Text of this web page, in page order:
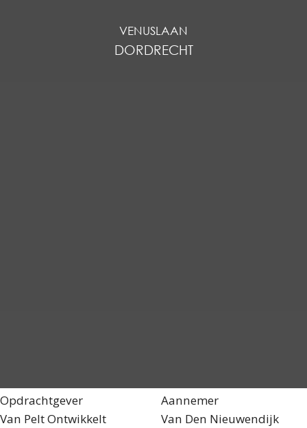
VENUSLAAN
DORDRECHT
Opdrachtgever
Van Pelt Ontwikkelt
Aannemer
Van Den Nieuwendijk